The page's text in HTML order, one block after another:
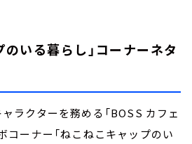
のいる暮らし」コーナーネタ
ラクターを務める「BOSS カフェ
コーナー「ねこねこキャップのい